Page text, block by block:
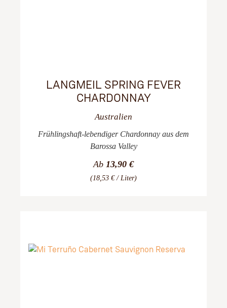
LANGMEIL SPRING FEVER
CHARDONNAY
Australien
Frühlingshaft-lebendiger Chardonnay aus dem
Barossa Valley
Ab 13,90 €
(18,53 € / Liter)